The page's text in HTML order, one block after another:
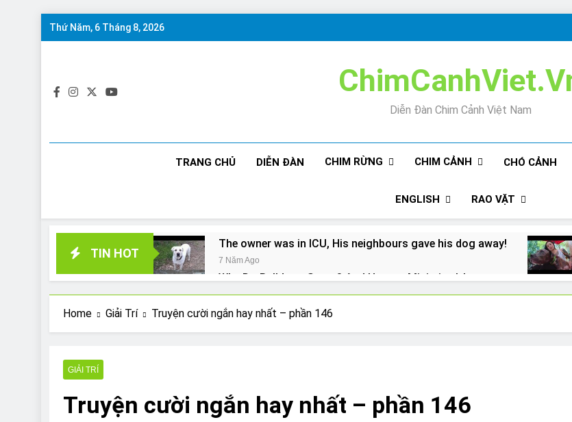
Skip
Thứ Năm, 6 Tháng 8, 2026
Diễn Đàn Chim Cảnh Việt Nam
TRANG CHỦ DIỄN ĐÀN CHIM RỪNG CHIM CẢNH CHÓ CẢNH
ENGLISH RAO VẶT
TIN HOT
The owner was in ICU, His neighbours gave his dog away!
7 Năm Ago
Why Do Bulldogs Snore? And How to Minimize It!
7 Năm Ago
Are Bulldogs Lazy? Not as much as you think and here’s why!
The
7 Năm Ago
Can Bulldogs Play Fetch? And How to Train Them!
Home Giải Trí Truyện cười ngắn hay nhất – phần 146
GIẢI TRÍ
Truyện cười ngắn hay nhất – phần 146